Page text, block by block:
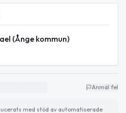
(Ånge kommun)
Anmäl fel
med stöd av automatiserade